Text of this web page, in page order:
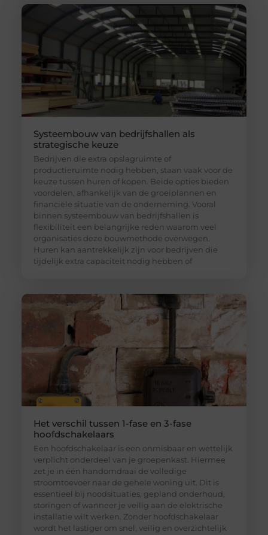
Systeembouw van bedrijfshallen als
strategische keuze
Bedrijven die extra opslagruimte of
productieruimte nodig hebben, staan vaak voor de
keuze tussen huren of kopen. Beide opties bieden
voordelen, afhankelijk van de groeiplannen en
financiële situatie van de onderneming. Vooral
binnen systeembouw van bedrijfshallen is
flexibiliteit een belangrijke reden waarom veel
organisaties deze bouwmethode overwegen.
Huren kan aantrekkelijk zijn voor bedrijven die
tijdelijk extra capaciteit nodig hebben of
Het verschil tussen 1-fase en 3-fase
hoofdschakelaars
Een hoofdschakelaar is een onmisbaar en wettelijk
verplicht onderdeel van je groepenkast. Hiermee
zet je in één handomdraai de volledige
stroomtoevoer naar de gehele woning uit. Dit is
essentieel bij noodsituaties, gepland onderhoud,
storingen of wanneer je veilig aan de elektrische
installatie wilt werken. Zonder hoofdschakelaar
wordt het lastiger om snel, veilig en overzichtelijk